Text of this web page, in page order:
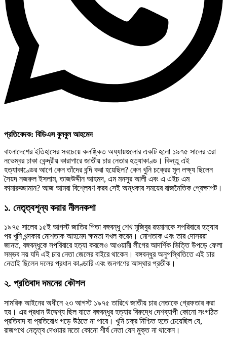
প্রতিবেদক: বিডিএস বুলবুল আহমেদ
বাংলাদেশের ইতিহাসের সবচেয়ে কলঙ্কিত অধ্যায়গুলোর একটি হলো ১৯৭৫ সালের ৩রা
নভেম্বর ঢাকা কেন্দ্রীয় কারাগারে জাতীয় চার নেতার হত্যাকাণ্ড। কিন্তু এই
হত্যাকাণ্ডের আগে কেন তাঁদের বন্দি করা হয়েছিল? কেন খুনি চক্রের মূল লক্ষ্য ছিলেন
সৈয়দ নজরুল ইসলাম, তাজউদ্দীন আহমদ, এম মনসুর আলী এবং এ এইচ এম
কামারুজ্জামান? আজ আমরা বিশ্লেষণ করব সেই অন্ধকার সময়ের রাজনৈতিক প্রেক্ষাপট।
১. নেতৃত্বশূন্য করার নীলনকশা
১৯৭৫ সালের ১৫ই আগস্ট জাতির পিতা বঙ্গবন্ধু শেখ মুজিবুর রহমানকে সপরিবারে হত্যার
পর খুনি খন্দকার মোশতাক আহমেদ ক্ষমতা দখল করেন। মোশতাক এবং তার দোসররা
জানত, বঙ্গবন্ধুকে সপরিবারে হত্যা করলেও আওয়ামী লীগের আদর্শিক ভিত্তি উপড়ে ফেলা
সম্ভব নয় যদি এই চার নেতা জেলের বাইরে থাকেন। বঙ্গবন্ধুর অনুপস্থিতিতে এই চার
নেতাই ছিলেন দলের প্রধান কাণ্ডারি এবং জনগণের আস্থার প্রতীক।
২. প্রতিবাদ দমনের কৌশল
সামরিক আইনের অধীনে ২৩ আগস্ট ১৯৭৫ তারিখে জাতীয় চার নেতাকে গ্রেফতার করা
হয়। এর প্রধান উদ্দেশ্য ছিল যাতে বঙ্গবন্ধুর হত্যার বিরুদ্ধে দেশব্যাপী কোনো সংগঠিত
প্রতিবাদ বা প্রতিরোধ গড়ে উঠতে না পারে। খুনি চক্র নিশ্চিত হতে চেয়েছিল যে,
রাজপথে নেতৃত্ব দেওয়ার মতো কোনো শীর্ষ নেতা যেন মুক্ত না থাকেন।